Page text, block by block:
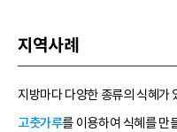
지역사례
지방마다 다양한 종류의 식혜가
고춧가루를 이용하여 식혜를 만